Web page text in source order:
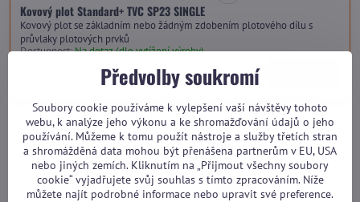
Kovový plot Standard+ TVC SP23 SINGLE
Kovový plot se základním nebo žádným zdobením plotového dílu s
průvlaky plotových prvků
Dostupnost:Na dotaz (dle vytížení výroby)
od 3 410 Kč
Předvolby soukromí
Soubory cookie používáme k vylepšení vaší návštěvy tohoto
webu, k analýze jeho výkonu a ke shromažďování údajů o jeho
používání. Můžeme k tomu použít nástroje a služby třetích stran
a shromážděná data mohou být přenášena partnerům v EU, USA
nebo jiných zemích. Kliknutím na „Přijmout všechny soubory
cookie“ vyjadřujete svůj souhlas s tímto zpracováním. Níže
můžete najít podrobné informace nebo upravit své preference.